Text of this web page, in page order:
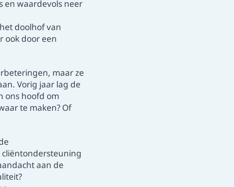
en waardevols neer
doolhof van
ook door een
maar ze
Vorig jaar lag de
ons hoofd om
te maken? Of
aan de